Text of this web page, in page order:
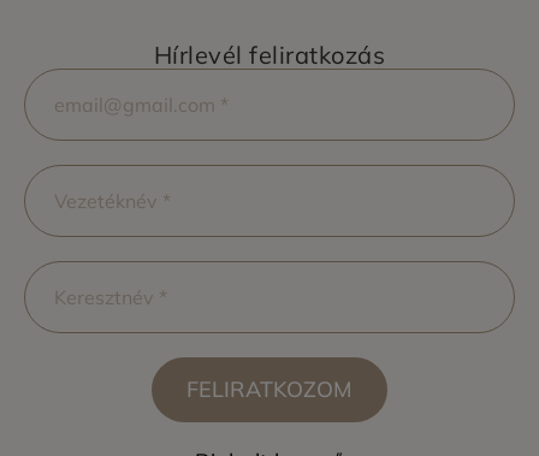
Hírlevél feliratkozás
FELIRATKOZOM